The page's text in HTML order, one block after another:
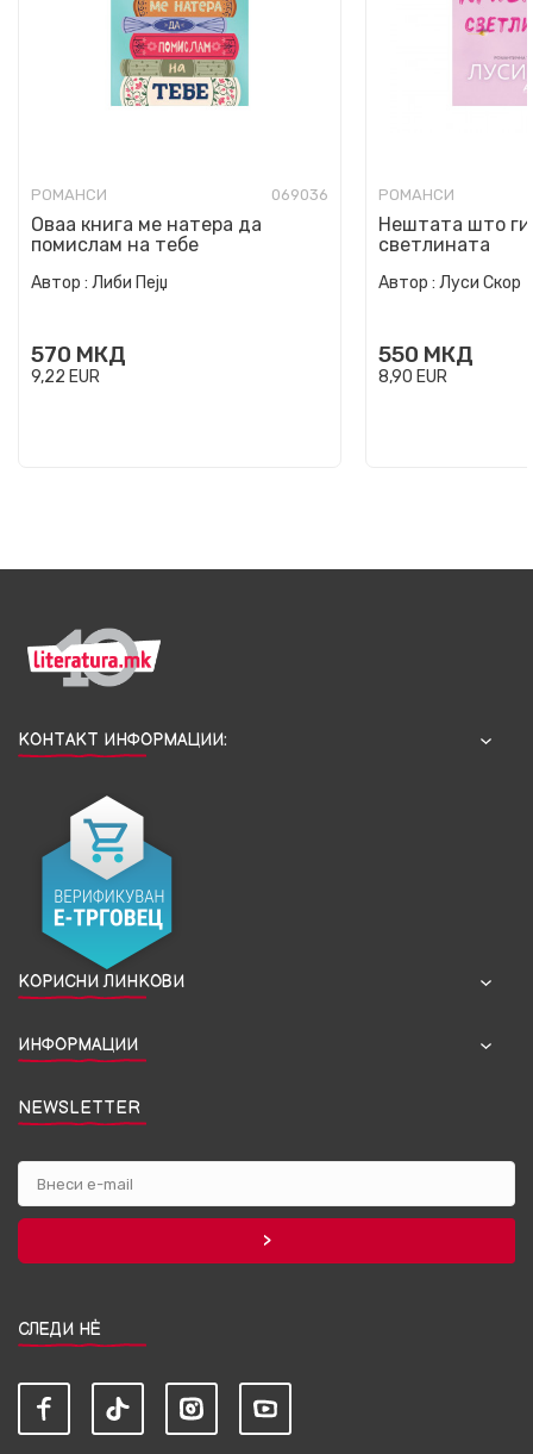
РОМАНСИ 069036
Оваа книга ме натера да
помислам на тебе
Автор : Либи Пејџ
570 МКД
9,22 EUR
РОМАНСИ
Нештата што
светлината
Автор : Луси Скор
550 МКД
8,90 EUR
КОНТАКТ ИНФОРМАЦИИ:
КОРИСНИ ЛИНКОВИ
ИНФОРМАЦИИ
NEWSLETTER
СЛЕДИ НЀ